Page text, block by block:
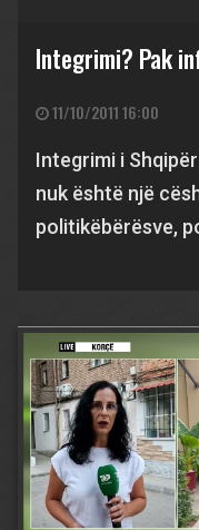
Integrimi? Pak
11/10/2011 16:00
Integrimi i
nuk është një
politikëbërësve,